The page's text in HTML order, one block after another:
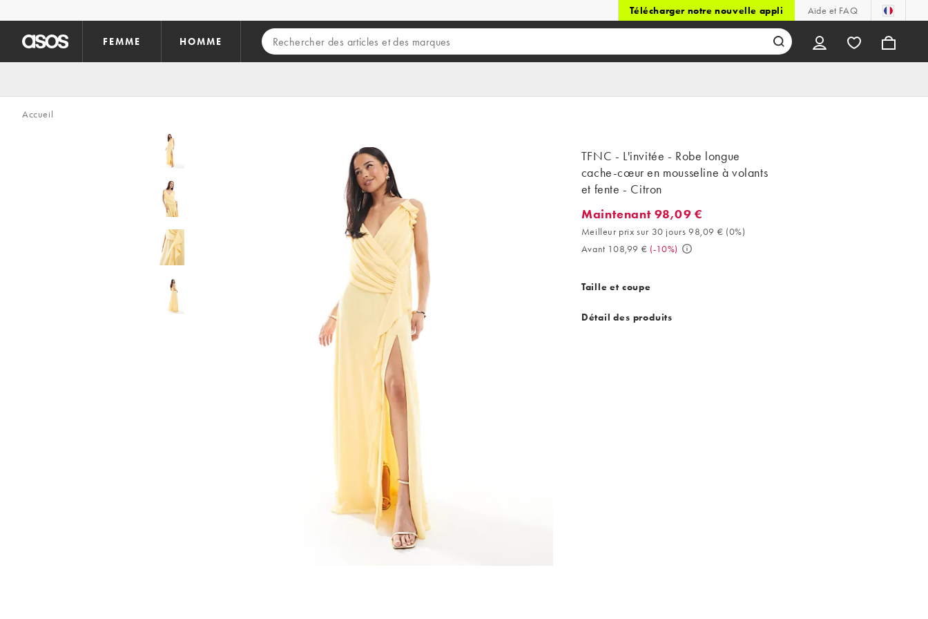
Télécharger notre nouvelle appli Aide et FAQ
FEMME HOMME
Accueil
TFNC - L'invitée - Robe longue
cache-cœur en mousseline à volants
et fente - Citron
Maintenant 98,09 €. Meilleur prix sur 30 jours 98,09 € (0%). Avant
Maintenant 98,09 €
Meilleur prix sur 30 jours 98,09 € (0%)
Avant 108,99 € (-10%)
Taille et coupe
Détail des produits